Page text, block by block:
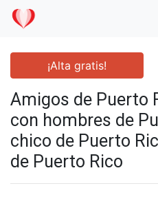
¡Alta gratis!
Amigos de Puerto
con hombres de
chico de Puerto
de Puerto Rico